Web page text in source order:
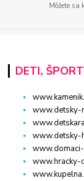
Môžete
DETI,
www.detsky-
www.detsky-
www.hracky-